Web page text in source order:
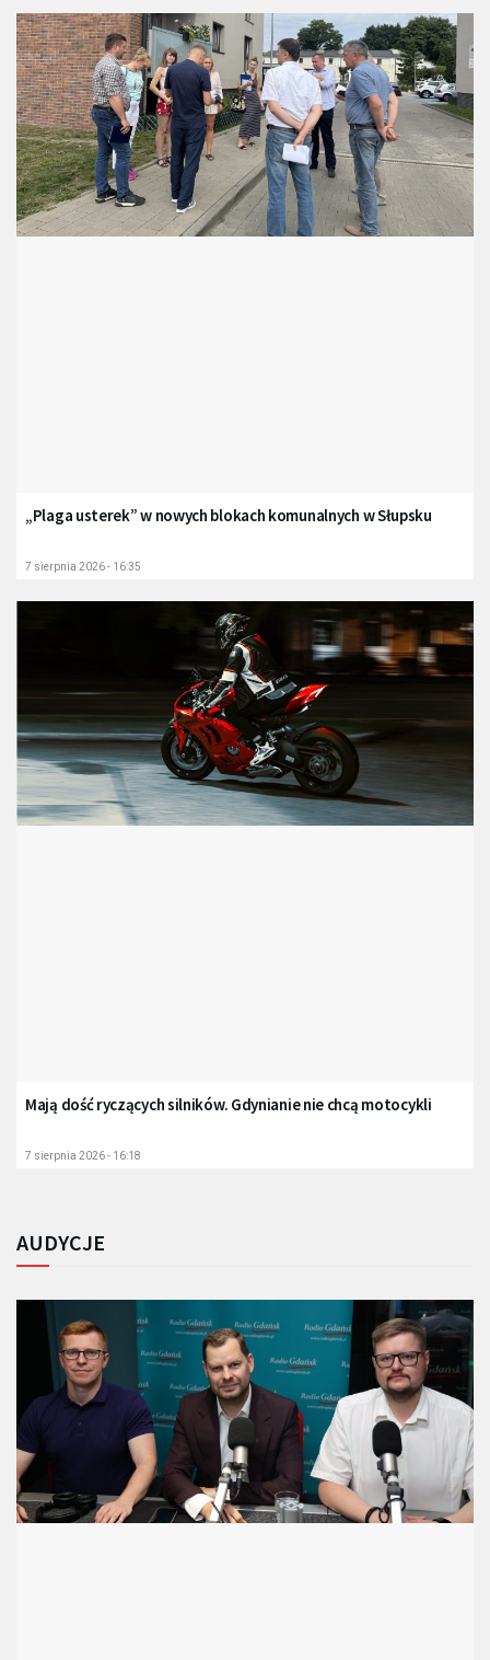
„Plaga usterek” w nowych blokach komunalnych w Słupsku
7 sierpnia 2026 - 16:35
Mają dość ryczących silników. Gdynianie nie chcą motocykli
7 sierpnia 2026 - 16:18
AUDYCJE